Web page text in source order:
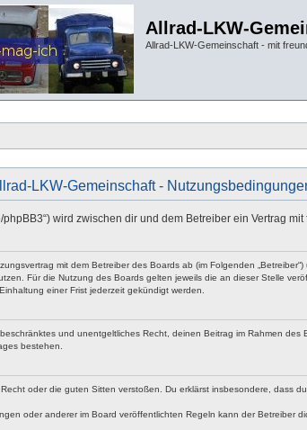
Allrad-LKW-
Allrad-LKW-Gemeinschaft - mit
LKW-Gemeinschaft -
wird zwischen dir und dem Betreiber ein Vertrag
mit dem Betreiber des Boards ab (im Folgenden
Für die Nutzung des Boards gelten jeweils die an dieser Stelle
einer Frist jederzeit gekündigt werden.
und unentgeltliches Recht, deinen Beitrag im Rahmen des
bestehen.
oder die guten Sitten verstoßen. Du erklärst insbesondere, dass
oder anderer im Board veröffentlichten Regeln kann der Betreiber